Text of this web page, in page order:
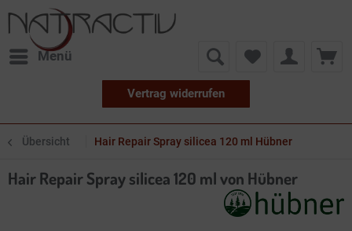
Menü
Vertrag widerrufen
Übersicht Hair Repair Spray silicea 120 ml Hübner
Hair Repair Spray silicea 120 ml von Hübner